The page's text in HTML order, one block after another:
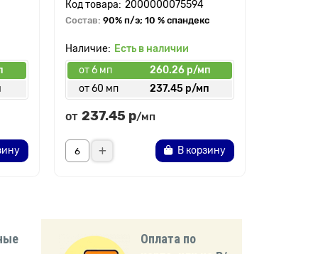
2000000075594
Состав: 90% п/э; 10 % спандекс
Есть в наличии
от 6 мп
260.26 р/мп
от 60 мп
237.45 р/мп
от 237.45 р/мп
В корзину
Оплата по